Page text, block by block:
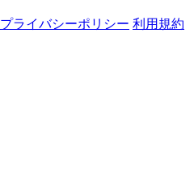
プライバシーポリシー 利用規約